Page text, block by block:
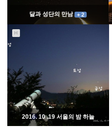
11-04
달과 성단의 만남 + 2
H
2016. 10 .19 서울의 밤 하늘